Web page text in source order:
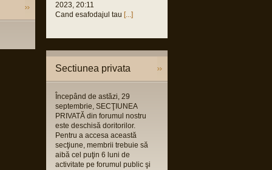
2023, 20:11
Cand esafodajul tau [...]
Sectiunea privata
Începând de astăzi, 29
septembrie, SECŢIUNEA
PRIVATĂ din forumul nostru
este deschisă doritorilor.
Pentru a accesa această
secţiune, membrii trebuie să
aibă cel puţin 6 luni de
activitate pe forumul public şi